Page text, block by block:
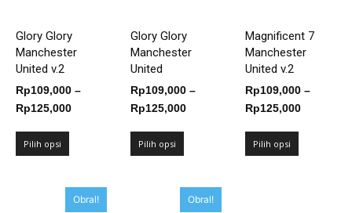
Glory Glory
Manchester
United v.2
Rp109,000 –
Rp125,000Rentang
Pilih opsi
Glory Glory
Manchester
United
Rp109,000 –
Rp125,000Rentang
Pilih opsi
Magnificent 7
Manchester
United v.2
Rp109,000 –
Rp125,000Rentang
Pilih opsi
Obral! Obral!